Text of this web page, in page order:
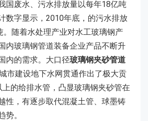
废水、污水排放量以每年18亿吨
数字显示，2010年底，的污水排放
。随着水处理产业对水工玻璃钢产
内玻璃钢管道装备企业产品不断升
内的需求。大口径玻璃钢夹砂管道
市建设地下水网贯通作出了极大贡
的给排水管，凸显玻璃钢夹砂管在
性，有逐步取代混凝土管、球墨铸
势。